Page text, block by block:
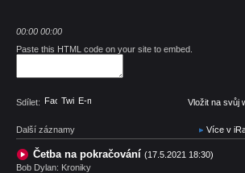
00:00 00:00
Paste this HTML code on your site to embed.
Sdílet: Facebook
TwitterE-mail Vložit na svůj
Další záznamy Více v
Četba na pokračování (17.5.2021 18:30)
Bob Dylan: Kroniky